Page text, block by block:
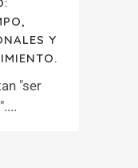
Y
"ser